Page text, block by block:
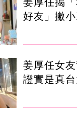
好友」撇
姜厚任女
證實是真